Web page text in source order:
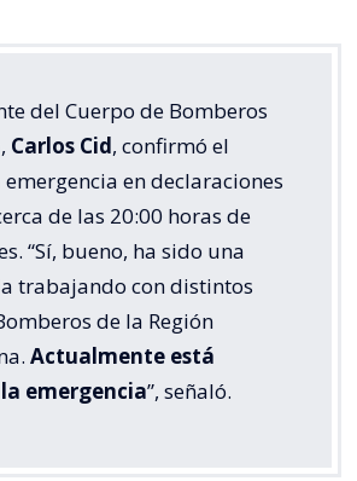
del Cuerpo de Bomberos
Carlos Cid, confirmó el
en declaraciones
de las 20:00 horas de
“Sí, bueno, ha sido una
trabajando con distintos
de la Región
Actualmente está
emergencia”, señaló.